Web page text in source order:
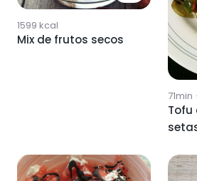
1599 kcal
Mix de frutos secos
71min ·
Tofu